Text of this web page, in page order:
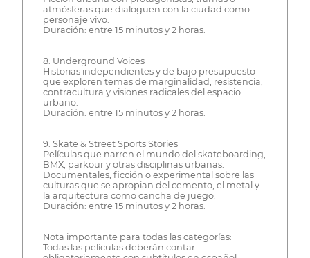
atmósferas que dialoguen con la ciudad como
personaje vivo.
Duración: entre 15 minutos y 2 horas.
8. Underground Voices
Historias independientes y de bajo presupuesto
que exploren temas de marginalidad, resistencia,
contracultura y visiones radicales del espacio
urbano.
Duración: entre 15 minutos y 2 horas.
9. Skate & Street Sports Stories
Películas que narren el mundo del skateboarding,
BMX, parkour y otras disciplinas urbanas.
Documentales, ficción o experimental sobre las
culturas que se apropian del cemento, el metal y
la arquitectura como cancha de juego.
Duración: entre 15 minutos y 2 horas.
Nota importante para todas las categorías:
Todas las películas deberán contar